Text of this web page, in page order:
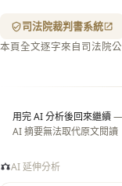
司法院裁判書系統
本頁全文逐字來自司法院
用完 AI 分析後回來繼續—
AI 摘要無法取代原文閱讀
AI 延伸分析